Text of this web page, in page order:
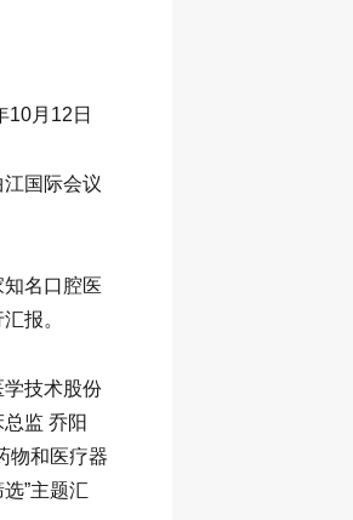
10月12日
国际会议
名口腔医
报。
技术股份
监 乔阳
物和医疗器
”主题汇